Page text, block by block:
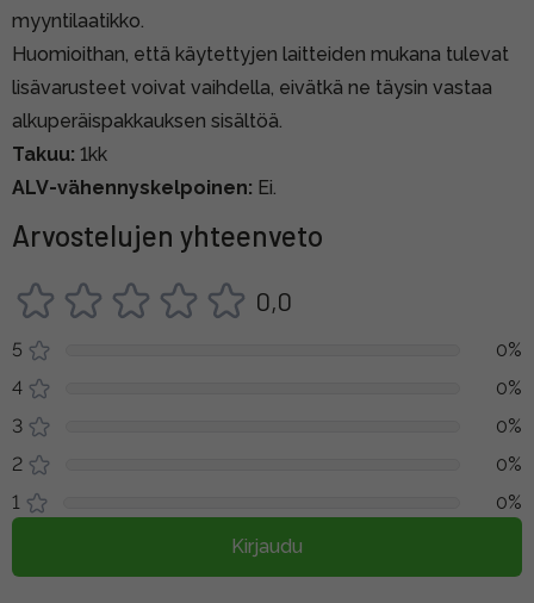
myyntilaatikko.
Huomioithan, että käytettyjen laitteiden mukana tulevat
lisävarusteet voivat vaihdella, eivätkä ne täysin vastaa
alkuperäispakkauksen sisältöä.
Takuu: 1kk
ALV-vähennyskelpoinen: Ei.
Arvostelujen yhteenveto
0,0
5
0%
4
0%
3
0%
2
0%
1
0%
Kirjaudu